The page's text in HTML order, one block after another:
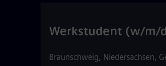
Werkstudent (w/m/
Braunschweig, Niedersachsen,